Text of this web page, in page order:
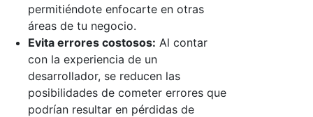
permitiéndote enfocarte en otras
áreas de tu negocio.
Evita errores costosos: Al contar
con la experiencia de un
desarrollador, se reducen las
posibilidades de cometer errores que
podrían resultar en pérdidas de